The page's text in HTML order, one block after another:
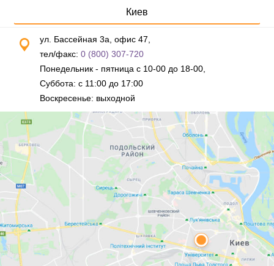
Киев
ул. Бассейная 3а, офис 47,
тел/факс: 0 (800) 307-720
Понедельник - пятница с 10-00 до 18-00,
Суббота: с 11:00 до 17:00
Воскресенье: выходной